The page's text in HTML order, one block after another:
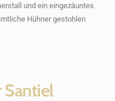
und ein eingezäuntes
Hühner gestohlen
Santiel